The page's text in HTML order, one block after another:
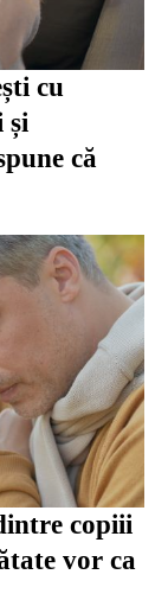
cu
și
că
copiii
vor ca